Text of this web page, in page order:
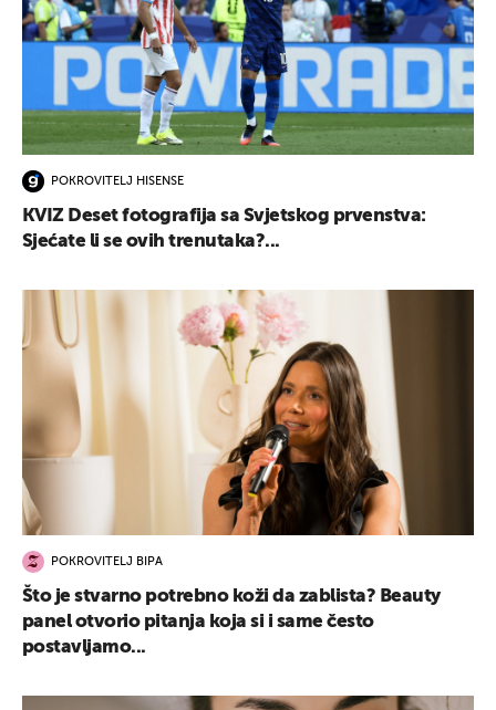
POKROVITELJ HISENSE
KVIZ Deset fotografija sa Svjetskog prvenstva:
Sjećate li se ovih trenutaka?...
POKROVITELJ BIPA
Što je stvarno potrebno koži da zablista? Beauty
panel otvorio pitanja koja si i same često
postavljamo...